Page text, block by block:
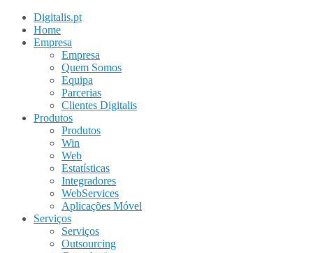
Digitalis.pt
Home
Empresa
Empresa
Quem Somos
Equipa
Parcerias
Clientes Digitalis
Produtos
Produtos
Win
Web
Estatísticas
Integradores
WebServices
Aplicações Móvel
Serviços
Serviços
Outsourcing